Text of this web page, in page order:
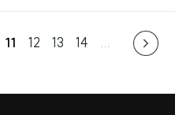
11 12 13 14 ...